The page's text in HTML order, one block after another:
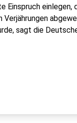
Einspruch
sagt die